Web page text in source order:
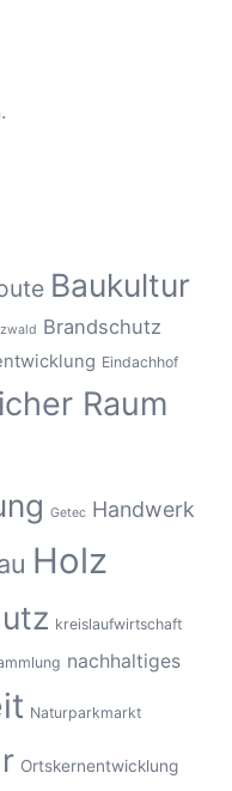
Baukultur
Brandschutz
Eindachhof
Raum
Getec Handwerk
Holz
kreislaufwirtschaft
nachhaltiges
Naturparkmarkt
Ortskernentwicklung